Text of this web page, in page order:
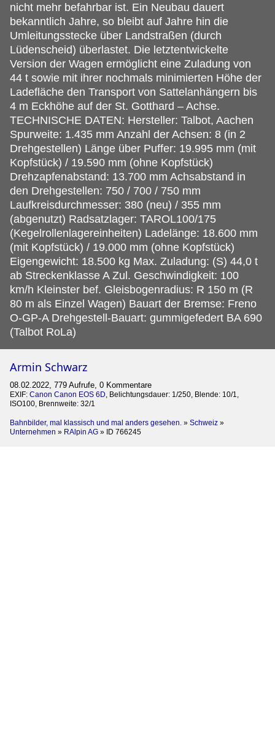
nicht mehr befahrbar ist. Ein Neubau dauert
bekanntlich Jahre, so bleibt auf Jahre hin die
Umleitungsstecke über Landstraßen (durch
Lüdenscheid) überlastet. Die letztentwickelte
Version der Wagen ermöglicht eine Zuladung von
44 t sowie mit ihrer nochmals minimierten Höhe der
Ladefläche den Transport von Sattelanhängern bis
4 m Eckhöhe auf der St. Gotthard – Achse.
TECHNISCHE DATEN: Hersteller: Talbot, Aachen
Spurweite: 1.435 mm Anzahl der Achsen: 8 (in 2
Drehgestellen) Länge über Puffer: 19.995 mm (mit
Kopfstück) / 19.590 mm (ohne Kopfstück)
Drehzapfenabstand: 13.700 mm Achsabstand in
den Drehgestellen: 750 / 700 / 750 mm
Laufkreisdurchmesser: 380 (neu) / 355 mm
(abgenutzt) Radsatzlager: TAROL100/175
(Kegelrollenlagereinheiten) Ladelänge: 18.600 mm
(mit Kopfstück) / 19.000 mm (ohne Kopfstück)
Eigengewicht: 18.500 kg Max. Zuladung: (S) 44,0 t
ab Streckenklasse A Zul. Geschwindigkeit: 100
km/h Kleinster bef. Gleisbogenradius: R 150 m (R
80 m als Einzel Wagen) Bauart der Bremse: Freno
O-GP-A Drehgestell-Bauart: gummigefedert BA 690
(Talbot RoLa)
Armin Schwarz
08.02.2022, 779 Aufrufe, 0 Kommentare
EXIF: Canon Canon EOS 6D, Belichtungsdauer: 1/250, Blende: 10/1,
ISO100, Brennweite: 32/1
Bahnbilder, mal klassisch und mal anders gesehen. » Schweiz »
Unternehmen » RAlpin AG » ID 766245